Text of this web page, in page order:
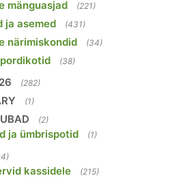
mänguasjad (221)
ja asemed (431)
närimiskondid (34)
(38)
(282)
(1)
(2)
ja ümbrispotid (1)
kassidele (215)